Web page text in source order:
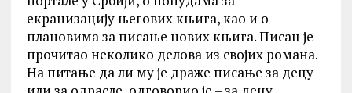
екранизацију његових књига, као и о
плановима за писање нових књига. Писац је
прочитао неколико делова из својих романа.
На питање да ли му је драже писање за децу